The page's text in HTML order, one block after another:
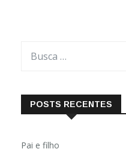
POSTS RECENTES
Pai e filho